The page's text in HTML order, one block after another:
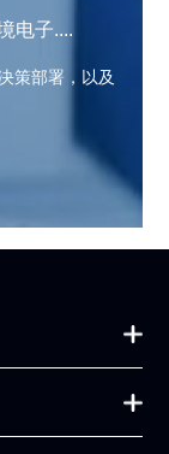
电子....
策部署，以及